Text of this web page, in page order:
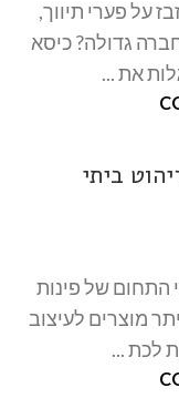
על פערי תיווך,
גדולה? כיסא
את ...
ביתי
התחום של פינות
מוצרים לעיצוב
לכת ...